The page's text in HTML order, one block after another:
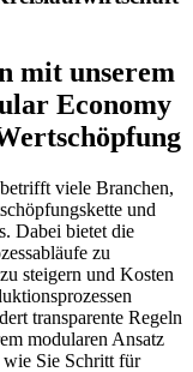
mit unserem
Economy
viele Branchen,
und
Dabei bietet die
zu
steigern und Kosten
transparente Regeln
modularen Ansatz
Sie Schritt für